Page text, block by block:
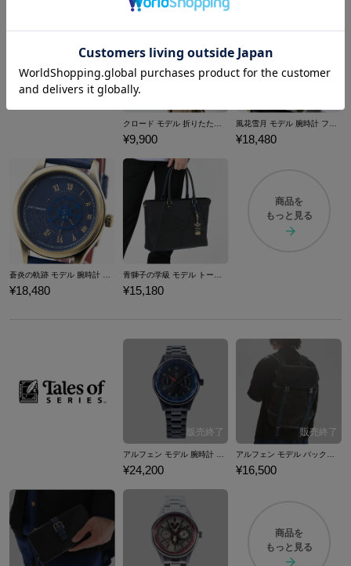
¥9,900 ¥18,480
¥18,480 ¥15,180
商品を
もっと見る
アルフェン モデル 腕時計 テイルズ オブ アライズ
¥24,200
アルフェン モデル バックパック テイルズ オブ アライズ
¥16,500
商品を
もっと見る